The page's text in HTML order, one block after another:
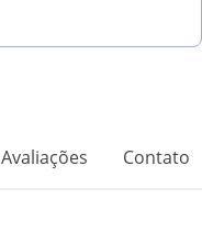
Avaliações Contato